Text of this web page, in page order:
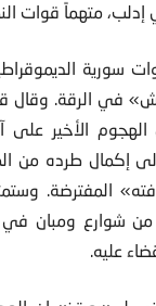
متهماً قوات
سورية
في الرقة. وقال
الهجوم الأخير على
إكمال طرده من
المفترضة.
شوارع ومبان في
عليه.